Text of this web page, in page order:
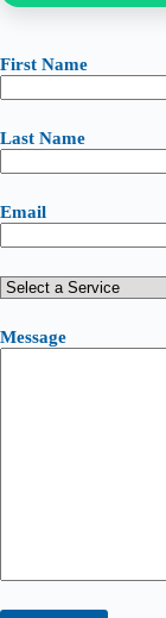
First Name
Last Name
Email
Message